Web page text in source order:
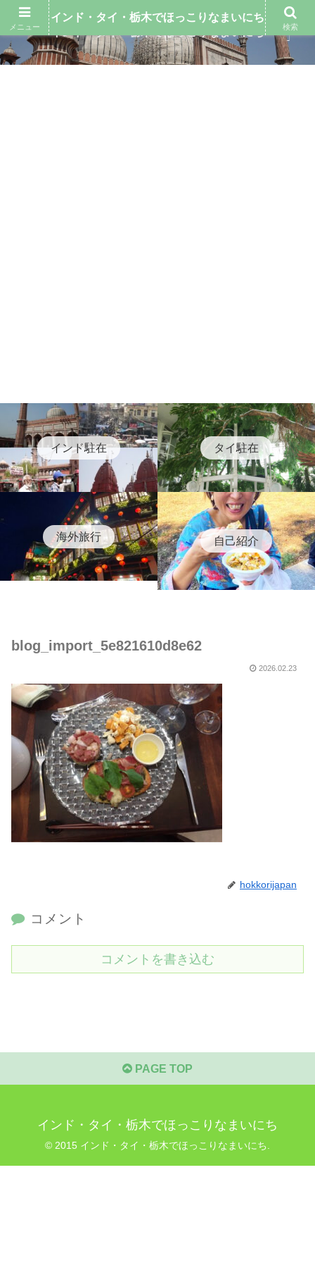
インド駐在 タイ駐在
海外旅行 自己紹介
blog_import_5e821610d8e62
2026.02.23
hokkorijapan
コメント
コメントを書き込む
PAGE TOP
インド・タイ・栃木でほっこりなまいにち
© 2015 インド・タイ・栃木でほっこりなまいにち.
メニュー
インド・タイ・栃木でほっこりなまいにち
検索